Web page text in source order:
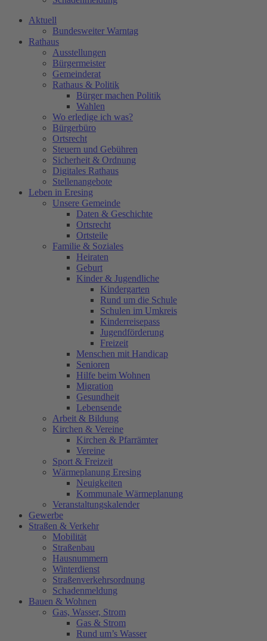
Aktuell
Bundesweiter Warntag
Rathaus
Ausstellungen
Bürgermeister
Gemeinderat
Rathaus & Politik
Bürger machen Politik
Wahlen
Wo erledige ich was?
Bürgerbüro
Ortsrecht
Steuern und Gebühren
Sicherheit & Ordnung
Digitales Rathaus
Stellenangebote
Leben in Eresing
Unsere Gemeinde
Daten & Geschichte
Ortsrecht
Ortsteile
Familie & Soziales
Heiraten
Geburt
Kinder & Jugendliche
Kindergarten
Rund um die Schule
Schulen im Umkreis
Kinderreisepass
Jugendförderung
Freizeit
Menschen mit Handicap
Senioren
Hilfe beim Wohnen
Migration
Gesundheit
Lebensende
Arbeit & Bildung
Kirchen & Vereine
Kirchen & Pfarrämter
Vereine
Sport & Freizeit
Wärmeplanung Eresing
Neuigkeiten
Kommunale Wärmeplanung
Veranstaltungskalender
Gewerbe
Straßen & Verkehr
Mobilität
Straßenbau
Hausnummern
Winterdienst
Straßenverkehrsordnung
Schadenmeldung
Bauen & Wohnen
Gas, Wasser, Strom
Gas & Strom
Rund um’s Wasser